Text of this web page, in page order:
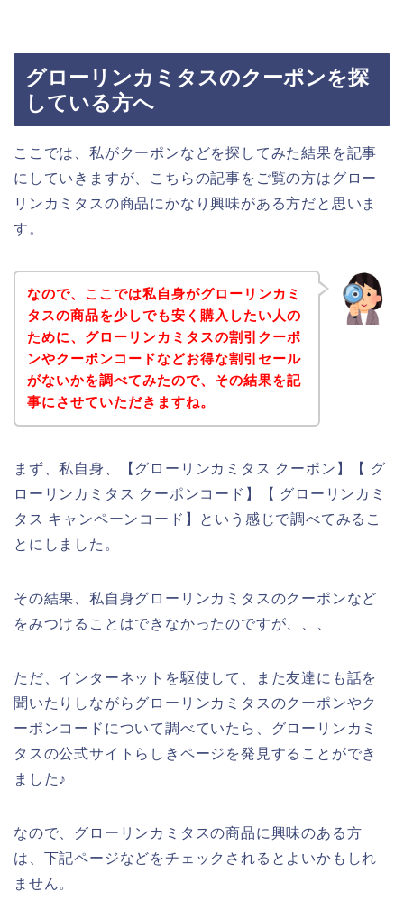
グローリンカミタスのクーポンを探
している方へ
ここでは、私がクーポンなどを探してみた結果を記事
にしていきますが、こちらの記事をご覧の方はグロー
リンカミタスの商品にかなり興味がある方だと思いま
す。
なので、ここでは私自身がグローリンカミ
タスの商品を少しでも安く購入したい人の
ために、グローリンカミタスの割引クーポ
ンやクーポンコードなどお得な割引セール
がないかを調べてみたので、その結果を記
事にさせていただきますね。
まず、私自身、【グローリンカミタス クーポン】【 グ
ローリンカミタス クーポンコード】【 グローリンカミ
タス キャンペーンコード】という感じで調べてみるこ
とにしました。
その結果、私自身グローリンカミタスのクーポンなど
をみつけることはできなかったのですが、、、
ただ、インターネットを駆使して、また友達にも話を
聞いたりしながらグローリンカミタスのクーポンやク
ーポンコードについて調べていたら、グローリンカミ
タスの公式サイトらしきページを発見することができ
ました♪
なので、グローリンカミタスの商品に興味のある方
は、下記ページなどをチェックされるとよいかもしれ
ません。